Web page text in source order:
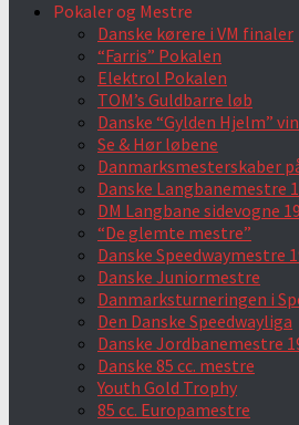
Pokaler og Mestre
Danske kørere i VM finaler
“Farris” Pokalen
Elektrol Pokalen
TOM’s Guldbarre løb
Danske “Gylden Hjelm”
Se & Hør løbene
Danmarksmesterskaber
Danske Langbanemestre
DM Langbane sidevogne
“De glemte mestre”
Danske Speedwaymestre
Danske Juniormestre
Danmarksturneringen i
Den Danske Speedwayliga
Danske Jordbanemestre
Danske 85 cc. mestre
Youth Gold Trophy
85 cc. Europamestre